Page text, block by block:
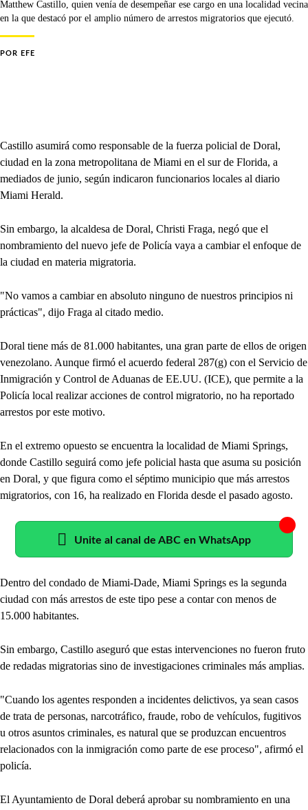
Matthew Castillo, quien venía de desempeñar ese cargo en una localidad vecina
en la que destacó por el amplio número de arrestos migratorios que ejecutó.
POR EFE
Castillo asumirá como responsable de la fuerza policial de Doral,
ciudad en la zona metropolitana de Miami en el sur de Florida, a
mediados de junio, según indicaron funcionarios locales al diario
Miami Herald.
Sin embargo, la alcaldesa de Doral, Christi Fraga, negó que el
nombramiento del nuevo jefe de Policía vaya a cambiar el enfoque de
la ciudad en materia migratoria.
"No vamos a cambiar en absoluto ninguno de nuestros principios ni
prácticas", dijo Fraga al citado medio.
Doral tiene más de 81.000 habitantes, una gran parte de ellos de origen
venezolano. Aunque firmó el acuerdo federal 287(g) con el Servicio de
Inmigración y Control de Aduanas de EE.UU. (ICE), que permite a la
Policía local realizar acciones de control migratorio, no ha reportado
arrestos por este motivo.
En el extremo opuesto se encuentra la localidad de Miami Springs,
donde Castillo seguirá como jefe policial hasta que asuma su posición
en Doral, y que figura como el séptimo municipio que más arrestos
migratorios, con 16, ha realizado en Florida desde el pasado agosto.
Unite al canal de ABC en WhatsApp
Dentro del condado de Miami-Dade, Miami Springs es la segunda
ciudad con más arrestos de este tipo pese a contar con menos de
15.000 habitantes.
Sin embargo, Castillo aseguró que estas intervenciones no fueron fruto
de redadas migratorias sino de investigaciones criminales más amplias.
"Cuando los agentes responden a incidentes delictivos, ya sean casos
de trata de personas, narcotráfico, fraude, robo de vehículos, fugitivos
u otros asuntos criminales, es natural que se produzcan encuentros
relacionados con la inmigración como parte de ese proceso", afirmó el
policía.
El Ayuntamiento de Doral deberá aprobar su nombramiento en una